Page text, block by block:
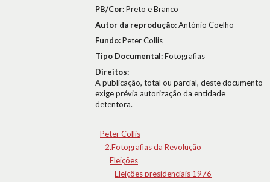
PB/Cor:Preto e Branco
Autor da reprodução:António Coelho
Fundo:Peter Collis
Tipo Documental:Fotografias
Direitos:
A publicação, total ou parcial, deste documento
exige prévia autorização da entidade
detentora.
Peter Collis
2.Fotografias da Revolução
Eleições
Eleições presidenciais 1976